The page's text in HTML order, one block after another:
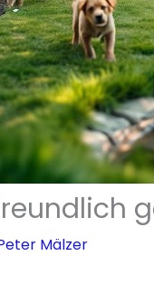
Mälzer